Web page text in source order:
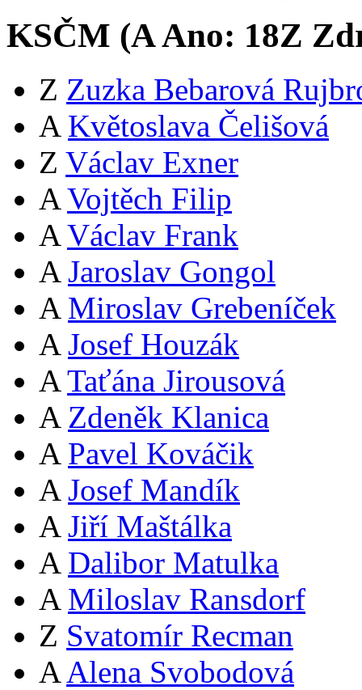
KSČM (AAno: 18Z
Z Zuzka Bebarová
A Květoslava Čelišová
Z Václav Exner
A Vojtěch Filip
A Václav Frank
A Jaroslav Gongol
A Miroslav Grebeníček
A Josef Houzák
A Taťána Jirousová
A Zdeněk Klanica
A Pavel Kováčik
A Josef Mandík
A Jiří Maštálka
A Dalibor Matulka
A Miloslav Ransdorf
Z Svatomír Recman
A Alena Svobodová